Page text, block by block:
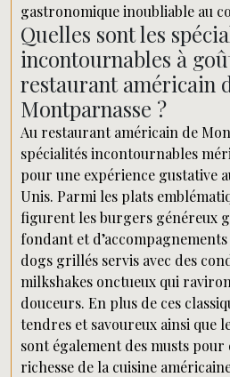
gastronomique inoubliable au
Quelles sont les
incontournables à
restaurant américain
Montparnasse ?
Au restaurant américain de
spécialités incontournables
pour une expérience gustative
Unis. Parmi les plats
figurent les burgers généreux
fondant et
dogs grillés servis avec des
milkshakes onctueux qui
douceurs. En plus de ces
tendres et savoureux ainsi que
sont également des musts
richesse de la cuisine